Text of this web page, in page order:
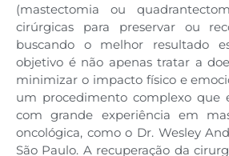
(mastectomia ou
cirúrgicas para preservar ou
buscando o melhor resultado
objetivo é não apenas tratar a
minimizar o impacto físico e
um procedimento complexo que
com grande experiência em
oncológica, como o Dr. Wesley
São Paulo. A recuperação da